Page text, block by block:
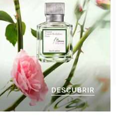
DESCUBRIR